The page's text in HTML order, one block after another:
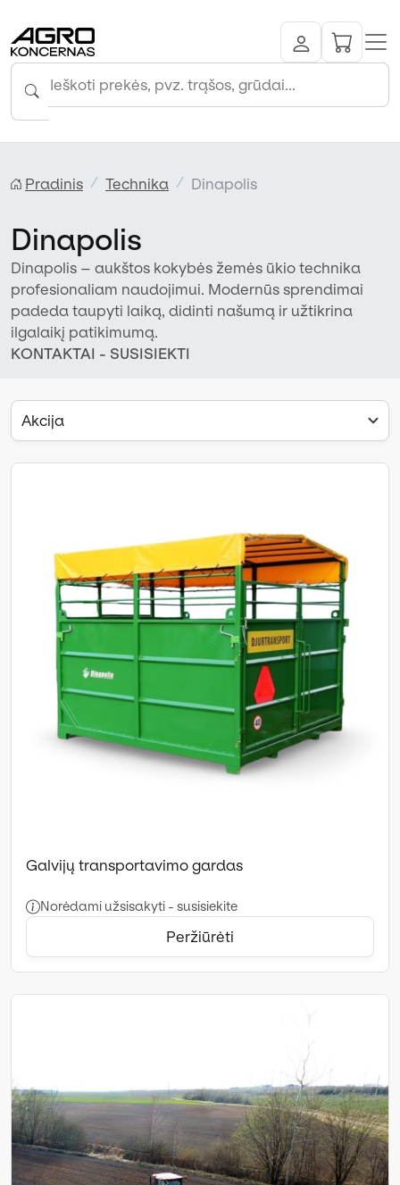
Pradinis Technika Dinapolis
Dinapolis
Dinapolis – aukštos kokybės žemės ūkio technika
profesionaliam naudojimui. Modernūs sprendimai
padeda taupyti laiką, didinti našumą ir užtikrina
ilgalaikį patikimumą.
KONTAKTAI - SUSISIEKTI
Akcija
Galvijų transportavimo gardas
Norėdami užsisakyti - susisiekite
Peržiūrėti